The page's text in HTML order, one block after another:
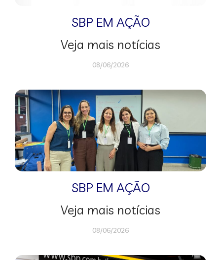
SBP EM AÇÃO
Veja mais notícias
08/06/2026
SBP EM AÇÃO
Veja mais notícias
08/06/2026